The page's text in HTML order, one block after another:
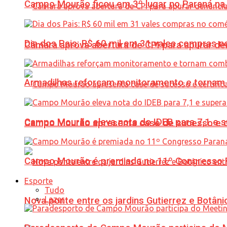
Câmara aprova abertura de CPI para apurar
Campo Mourão apresenta case de sucesso
Nova ponte entre os jardins Gutierrez e
Campo Mourão ficou em 3º lugar no Paraná
Dia dos Pais: R$ 60 mil em 31 vales compras
Armadilhas reforçam monitoramento e
Campo Mourão eleva nota do IDEB para 7,1 e
Campo Mourão é premiada no 11º
Esporte
Tudo
Lazer